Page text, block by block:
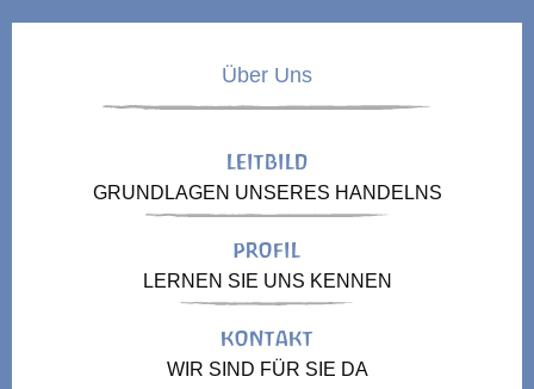
Über Uns
LEITBILD
GRUNDLAGEN UNSERES HANDELNS
PROFIL
LERNEN SIE UNS KENNEN
KONTAKT
WIR SIND FÜR SIE DA